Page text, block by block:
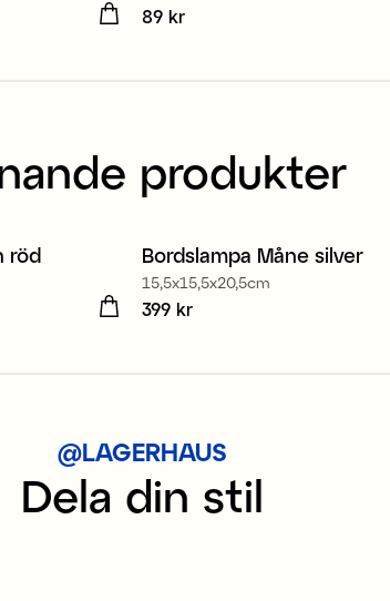
Pris:
89 kr
produkter
röd
Tidigare pris
Bordslampa Måne silver
15,5x15,5x20,5cm
Pris :399 kr
399 kr
@LAGERHAUS
Dela din stil